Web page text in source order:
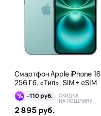
Смартфон Apple iPhone 16
256 Гб, «Тил», SIM + eSIM
-110 руб. СКИДКА
НА ПОШЛИНУ
2 895 руб.